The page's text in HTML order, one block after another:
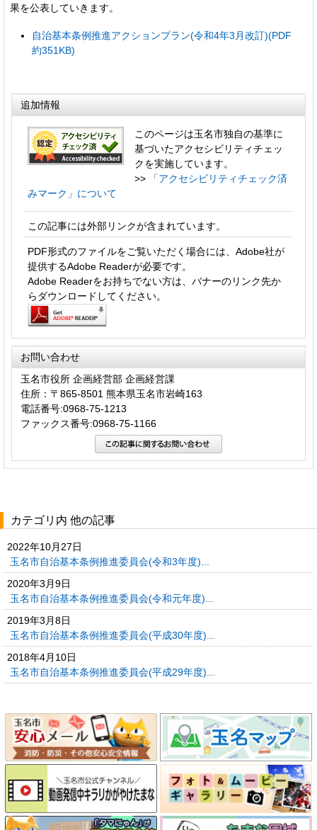
果を公表していきます。
自治基本条例推進アクションプラン(令和4年3月改訂)(PDF
約351KB)
追加情報
このページは玉名市独自の基準に
基づいたアクセシビリティチェッ
クを実施しています。
>>
「アクセシビリティチェック済
みマーク」について
この記事には外部リンクが含まれています。
PDF形式のファイルをご覧いただく場合には、Adobe社が
提供するAdobe Readerが必要です。
Adobe Readerをお持ちでない方は、バナーのリンク先か
らダウンロードしてください。
お問い合わせ
玉名市役所 企画経営部 企画経営課
住所：〒865-8501 熊本県玉名市岩崎163
電話番号:0968-75-1213
ファックス番号:0968-75-1166
カテゴリ内 他の記事
2022年10月27日
玉名市自治基本条例推進委員会(令和3年度)...
2020年3月9日
玉名市自治基本条例推進委員会(令和元年度)...
2019年3月8日
玉名市自治基本条例推進委員会(平成30年度)...
2018年4月10日
玉名市自治基本条例推進委員会(平成29年度)...